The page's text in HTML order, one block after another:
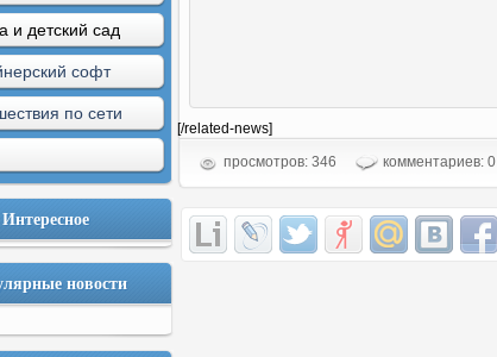
и детский сад
софт
по сети
Интересное
новости
[/related-news]
просмотров: 346
комментариев: 0